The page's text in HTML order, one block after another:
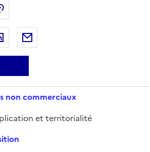
au format pdf
sur Twitter
Partager sur LinkedIn
non commerciaux
et territorialité